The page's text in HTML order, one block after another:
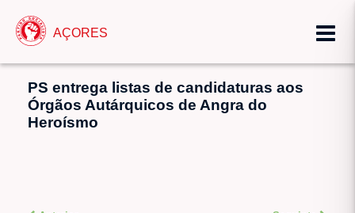
AÇORES
PS entrega listas de candidaturas aos
Órgãos Autárquicos de Angra do
Heroísmo